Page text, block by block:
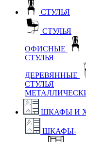
СТУЛЬЯ
СТУЛЬЯ
ОФИСНЫЕ
СТУЛЬЯ
ДЕРЕВЯННЫЕ
СТУЛЬЯ
ШКАФЫ И
ШКАФЫ-